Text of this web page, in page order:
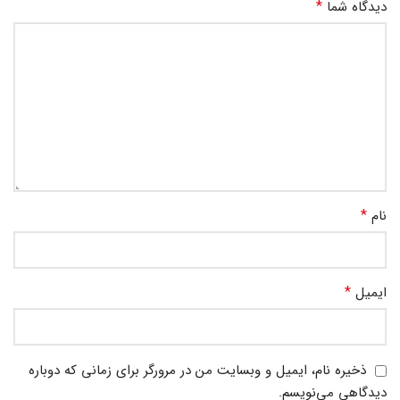
دیدگاه شما *
نام *
ایمیل *
ذخیره نام، ایمیل و وبسایت من در مرورگر برای زمانی که دوباره
دیدگاهی می‌نویسم.